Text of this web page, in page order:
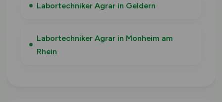
Labortechniker Agrar in Geldern
Labortechniker Agrar in Monheim am
Rhein